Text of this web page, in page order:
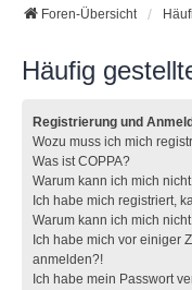
Foren-Übersicht
Häufig
Registrierung und
Wozu muss ich mich
Was ist COPPA?
Warum kann ich mich
Ich habe mich registriert,
Warum kann ich mich
Ich habe mich vor einiger
anmelden?!
Ich habe mein Passwort